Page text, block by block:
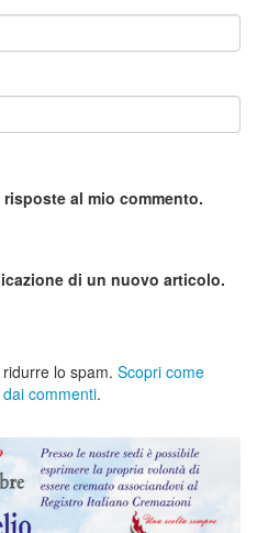
al mio commento.
di un nuovo articolo.
lo spam. Scopri come
commenti.